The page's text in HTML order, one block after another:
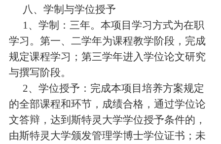
八、学制与学位授予
1 、学制：三年。本项目学习方式为在职
学习。第一、二学年为课程教学阶段，完成
规定课程学习；第三学年进入学位论文研究
与撰写阶段。
2、学位授予：完成本项目培养方案规定
的全部课程和环节，成绩合格，通过学位论
文答辩，达到斯特灵大学学位授予条件的，
由斯特灵大学颁发管理学博士学位证书；未